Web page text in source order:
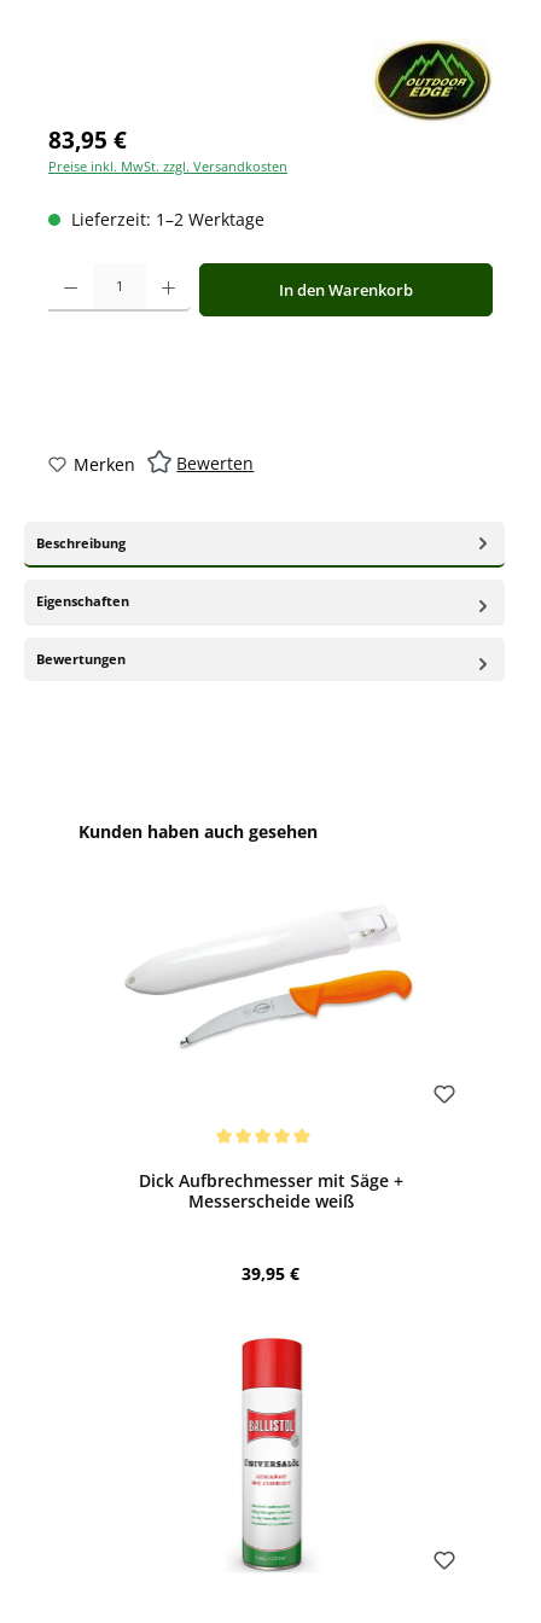
83,95 €
Preise inkl. MwSt. zzgl. Versandkosten
Lieferzeit: 1–2 Werktage
Produkt Anzahl: Gib den gewünschten Wert ein oder benutze die
In den Warenkorb
Merken Bewerten
Beschreibung
Eigenschaften
Bewertungen
Produktgalerie überspringen
Kunden haben auch gesehen
Dick Aufbrechmesser mit Säge +
Messerscheide weiß
Regulärer Preis:
39,95 €